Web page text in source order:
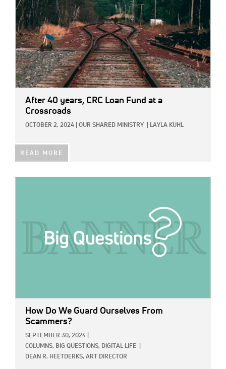
After 40 years, CRC Loan Fund at a
Crossroads
OCTOBER 2, 2024 OUR SHARED MINISTRY LAYLA KUHL
READ MORE
How Do We Guard Ourselves From
Scammers?
SEPTEMBER 30, 2024
COLUMNS, BIG QUESTIONS, DIGITAL LIFE
DEAN R. HEETDERKS, ART DIRECTOR